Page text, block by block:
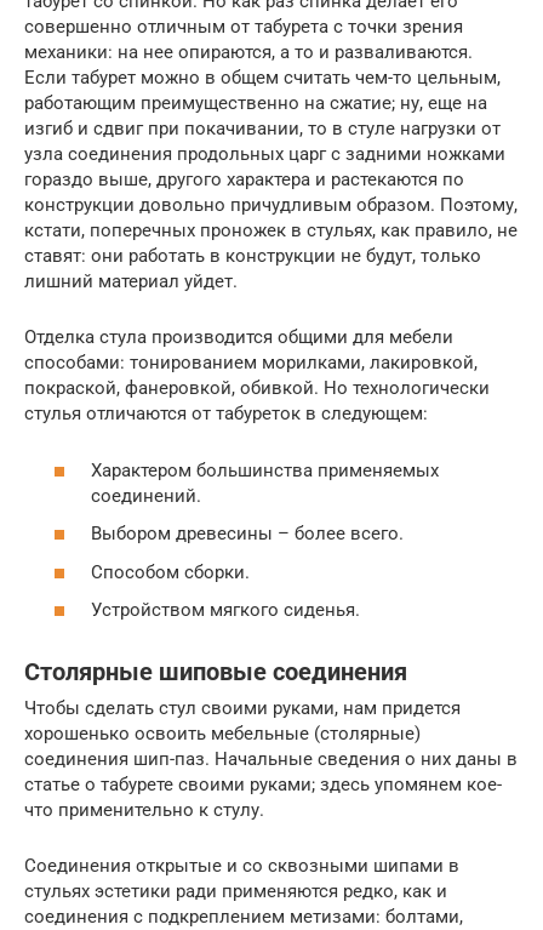
совершенно отличным от табурета с точки зрения
механики: на нее опираются, а то и разваливаются.
Если табурет можно в общем считать чем-то цельным,
работающим преимущественно на сжатие; ну, еще на
изгиб и сдвиг при покачивании, то в стуле нагрузки от
узла соединения продольных царг с задними ножками
гораздо выше, другого характера и растекаются по
конструкции довольно причудливым образом. Поэтому,
кстати, поперечных проножек в стульях, как правило, не
ставят: они работать в конструкции не будут, только
лишний материал уйдет.
Отделка стула производится общими для мебели
способами: тонированием морилками, лакировкой,
покраской, фанеровкой, обивкой. Но технологически
стулья отличаются от табуреток в следующем:
Характером большинства применяемых
соединений.
Выбором древесины – более всего.
Способом сборки.
Устройством мягкого сиденья.
Столярные шиповые соединения
Чтобы сделать стул своими руками, нам придется
хорошенько освоить мебельные (столярные)
соединения шип-паз. Начальные сведения о них даны в
статье о табурете своими руками; здесь упомянем кое-
что применительно к стулу.
Соединения открытые и со сквозными шипами в
стульях эстетики ради применяются редко, как и
соединения с подкреплением метизами: болтами,